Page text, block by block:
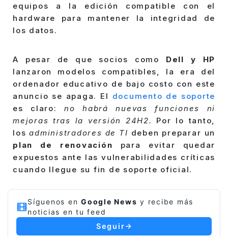
equipos a la edición compatible con el
hardware para mantener la integridad de
los datos.
A pesar de que socios como Dell y HP
lanzaron modelos compatibles, la era del
ordenador educativo de bajo costo con este
anuncio se apaga. El documento de soporte
es claro: no habrá nuevas funciones ni
mejoras tras la versión 24H2. Por lo tanto,
losadministradores de TI deben preparar un
plan de renovación para evitar quedar
expuestos ante las vulnerabilidades críticas
cuando llegue su fin de soporte oficial.
Síguenos en Google News y recibe más
noticias en tu feed
Seguir